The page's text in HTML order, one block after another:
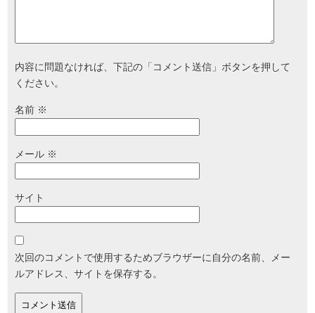
内容に問題なければ、下記の「コメント送信」ボタンを押して
ください。
名前 ※
メール ※
サイト
次回のコメントで使用するためブラウザーに自分の名前、メー
ルアドレス、サイトを保存する。